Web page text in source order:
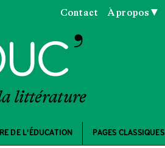
littérature
Contact À propos ▼
DE L'ÉDUCATION PAGES CLASSIQUES